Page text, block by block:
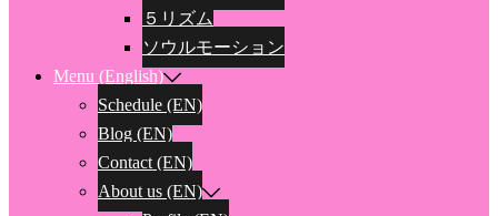
５リズム
ソウルモーション
Menu (English)
Schedule (EN)
Blog (EN)
Contact (EN)
About us (EN)